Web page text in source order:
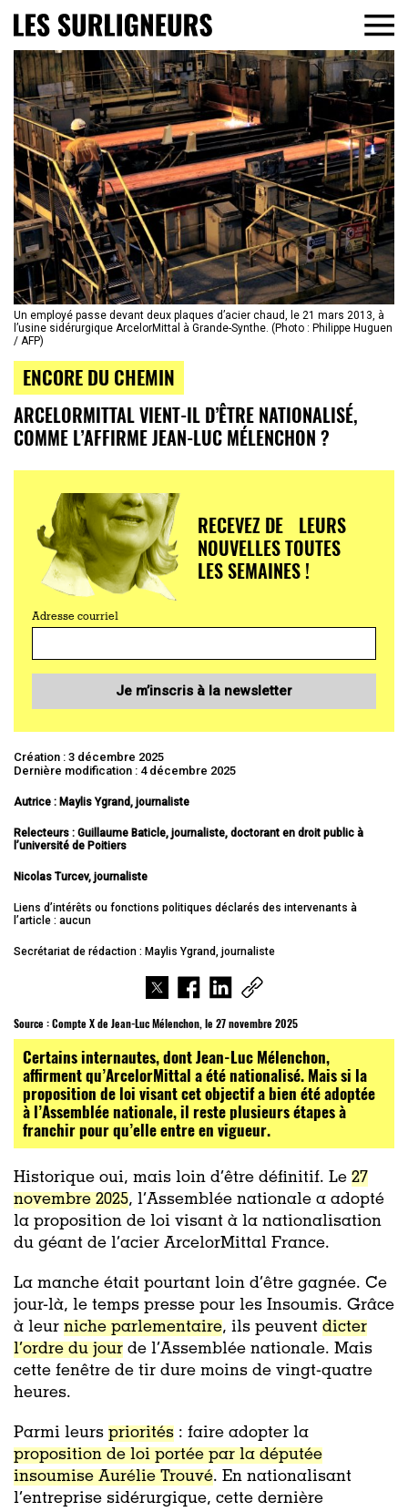
Un employé passe devant deux plaques d’acier chaud, le 21 mars 2013, à
l’usine sidérurgique ArcelorMittal à Grande-Synthe. (Photo : Philippe Huguen
/ AFP)
ENCORE DU CHEMIN
ARCELORMITTAL VIENT-IL D’ÊTRE NATIONALISÉ,
COMME L’AFFIRME JEAN-LUC MÉLENCHON ?
RECEVEZ DE LEURS
NOUVELLES TOUTES
LES SEMAINES !
Adresse courriel
Je m’inscris à la newsletter
Création : 3 décembre 2025
Dernière modification : 4 décembre 2025
Autrice : Maylis Ygrand, journaliste
Relecteurs : Guillaume Baticle, journaliste, doctorant en droit public à
l’université de Poitiers
Nicolas Turcev, journaliste
Liens d’intérêts ou fonctions politiques déclarés des intervenants à
l’article : aucun
Secrétariat de rédaction : Maylis Ygrand, journaliste
Source :Compte X de Jean-Luc Mélenchon, le 27 novembre 2025
Certains internautes, dont Jean-Luc Mélenchon,
affirment qu’ArcelorMittal a été nationalisé. Mais si la
proposition de loi visant cet objectif a bien été adoptée
à l’Assemblée nationale, il reste plusieurs étapes à
franchir pour qu’elle entre en vigueur.
Historique oui, mais loin d’être définitif. Le 27
novembre 2025, l’Assemblée nationale a adopté
la proposition de loi visant à la nationalisation
du géant de l’acier ArcelorMittal France.
La manche était pourtant loin d’être gagnée. Ce
jour-là, le temps presse pour les Insoumis. Grâce
à leur niche parlementaire, ils peuvent dicter
l’ordre du jour de l’Assemblée nationale. Mais
cette fenêtre de tir dure moins de vingt-quatre
heures.
Parmi leurs priorités : faire adopter la
proposition de loi portée par la députée
insoumise Aurélie Trouvé. En nationalisant
l’entreprise sidérurgique, cette dernière